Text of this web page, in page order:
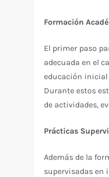
Formación
El primer paso
adecuada en el
educación inicial
Durante estos
de actividades,
Prácticas
Además de la
supervisadas en